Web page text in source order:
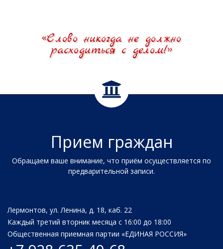
«Слово никогда не должно
расходиться с делом!»
Прием граждан
Обращаем ваше внимание, что приём осуществляется по
предварительной записи.
Лермонтов, ул. Ленина, д. 18, каб. 22
Каждый третий вторник месяца с 16:00 до 18:00
Общественная приемная партии «ЕДИНАЯ РОССИЯ»